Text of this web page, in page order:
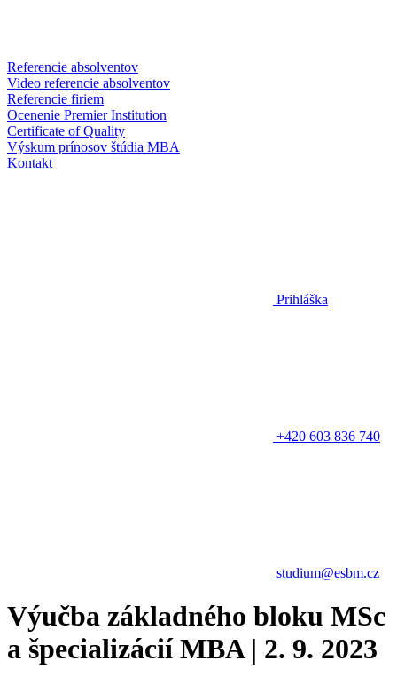
Referencie absolventov
Video referencie absolventov
Referencie firiem
Ocenenie Premier Institution
Certificate of Quality
Výskum prínosov štúdia MBA
Kontakt
Prihláška
+420 603 836 740
studium@esbm.cz
Výučba základného bloku MSc
a špecializácií MBA | 2. 9. 2023